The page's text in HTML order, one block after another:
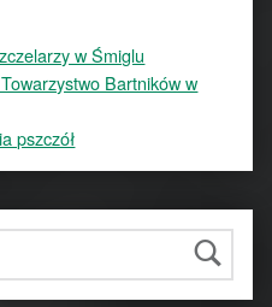
w Śmiglu
Bartników w
pszczół